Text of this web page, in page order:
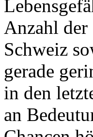
Anzahl der
Schweiz
gerade
in den
an